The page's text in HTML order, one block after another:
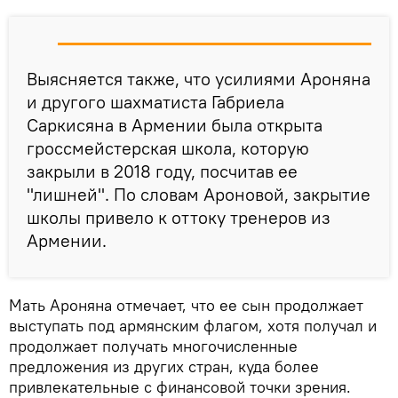
Выясняется также, что усилиями Ароняна
и другого шахматиста Габриела
Саркисяна в Армении была открыта
гроссмейстерская школа, которую
закрыли в 2018 году, посчитав ее
"лишней". По словам Ароновой, закрытие
школы привело к оттоку тренеров из
Армении.
Мать Ароняна отмечает, что ее сын продолжает
выступать под армянским флагом, хотя получал и
продолжает получать многочисленные
предложения из других стран, куда более
привлекательные с финансовой точки зрения.